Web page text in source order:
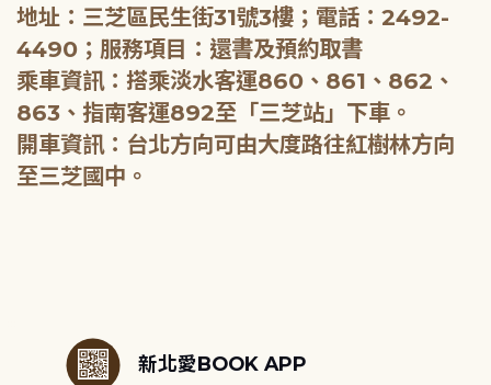
地址：三芝區民生街31號3樓；電話：2492-
4490；服務項目：還書及預約取書
乘車資訊：搭乘淡水客運860、861、862、
863、指南客運892至「三芝站」下車。
開車資訊：台北方向可由大度路往紅樹林方向
至三芝國中。
新北愛BOOK APP